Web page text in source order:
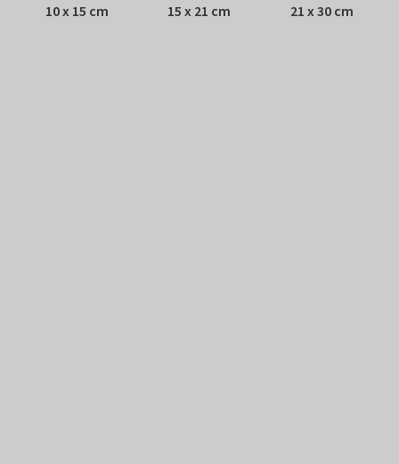
10 x 15 cm 15 x 21 cm 21 x 30 cm